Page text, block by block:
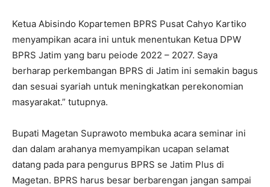
Ketua Abisindo Kopartemen BPRS Pusat Cahyo Kartiko
menyampikan acara ini untuk menentukan Ketua DPW
BPRS Jatim yang baru peiode 2022 – 2027. Saya
berharap perkembangan BPRS di Jatim ini semakin bagus
dan sesuai syariah untuk meningkatkan perekonomian
masyarakat.” tutupnya.
Bupati Magetan Suprawoto membuka acara seminar ini
dan dalam arahanya memyampikan ucapan selamat
datang pada para pengurus BPRS se Jatim Plus di
Magetan. BPRS harus besar berbarengan jangan sampai